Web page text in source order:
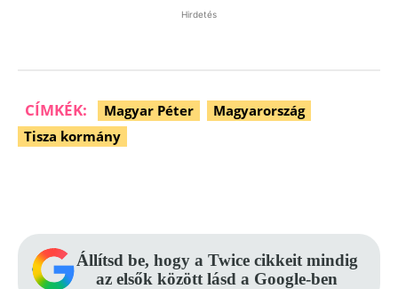
Hirdetés
CÍMKÉK: Magyar Péter
Magyarország
Tisza kormány
Állítsd be, hogy a Twice cikkeit mindig
az elsők között lásd a Google-ben